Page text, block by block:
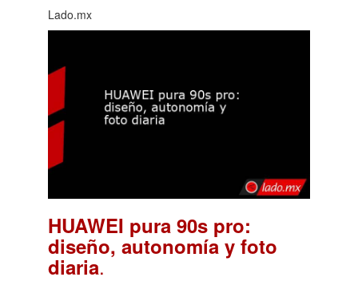
Lado.mx
HUAWEI pura 90s pro:
diseño, autonomía y foto
diaria.